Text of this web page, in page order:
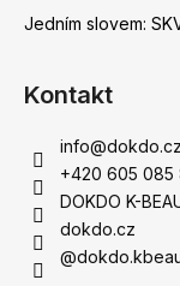
Jedním slovem:
Kontakt
info@dokdo.cz
+420 605 085
DOKDO K-
dokdo.cz